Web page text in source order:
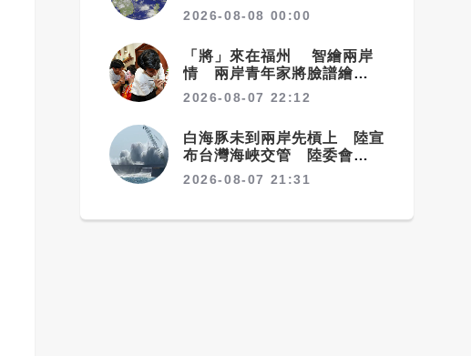
高溫
2026-08-08 00:00
「將」來在福州 智繪兩岸
情 兩岸青年家將臉譜繪畫大
賽在福州開幕
2026-08-07 22:12
白海豚未到兩岸先槓上 陸宣
布台灣海峽交管 陸委會：不
勞費心
2026-08-07 21:31